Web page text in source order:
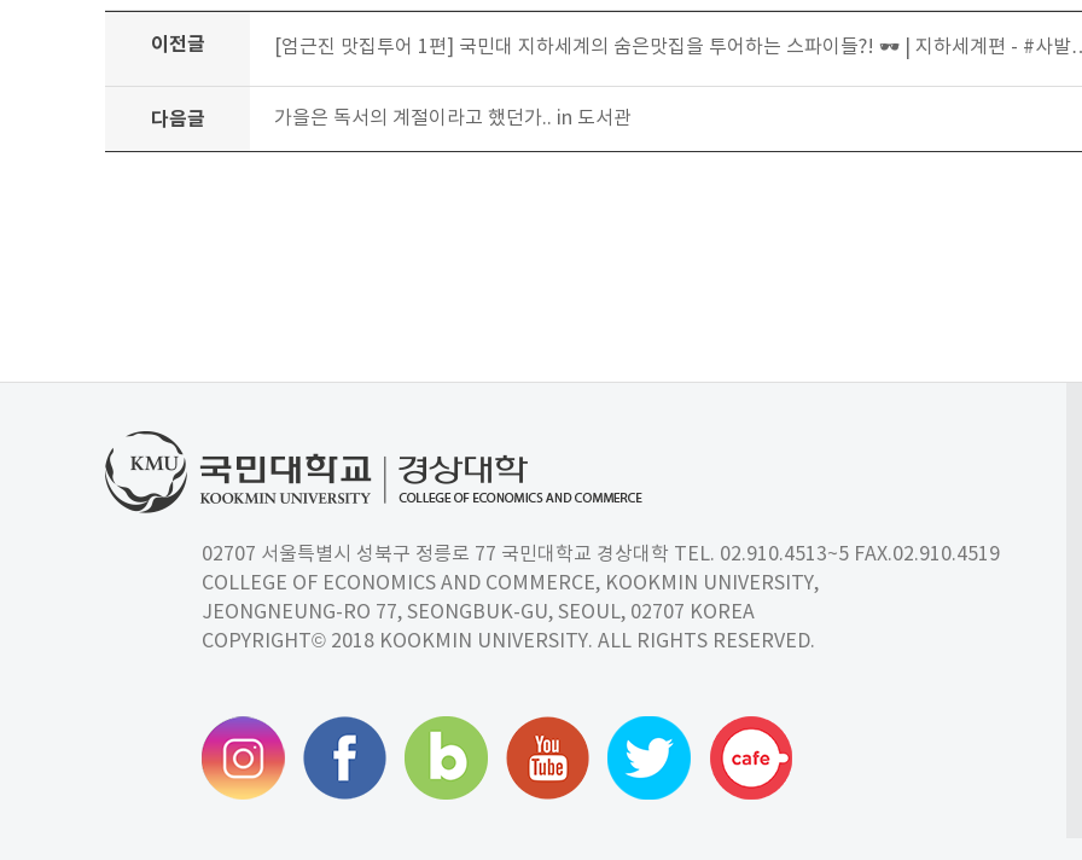
이전글 [엄근진 맛집투어 1편] 국민대 지하세계의 숨은맛집을 투어하는 스파이들?! 🕶 | 지하세계편 - #사
다음글 가을은 독서의 계절이라고 했던가.. in 도서관
02707 서울특별시 성북구 정릉로 77 국민대학교 경상대학 TEL. 02.910.4513~5 FAX.02.910.4519
COLLEGE OF ECONOMICS AND COMMERCE, KOOKMIN UNIVERSITY,
JEONGNEUNG-RO 77, SEONGBUK-GU, SEOUL, 02707 KOREA
COPYRIGHT© 2018 KOOKMIN UNIVERSITY. ALL RIGHTS RESERVED.